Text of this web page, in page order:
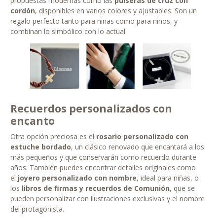
cordón, disponibles en varios colores y ajustables. Son un
regalo perfecto tanto para niñas como para niños, y
combinan lo simbólico con lo actual.
Recuerdos personalizados con
encanto
Otra opción preciosa es el rosario personalizado con
estuche bordado, un clásico renovado que encantará a los
más pequeños y que conservarán como recuerdo durante
años. También puedes encontrar detalles originales como
el joyero personalizado con nombre, ideal para niñas, o
los libros de firmas y recuerdos de Comunión, que se
pueden personalizar con ilustraciones exclusivas y el nombre
del protagonista.